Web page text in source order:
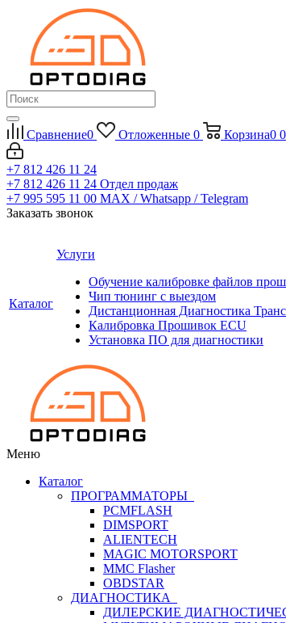
Сравнение0 Отложенные 0 Корзина0 0
+7 812 426 11 24
+7 812 426 11 24 Отдел продаж
+7 995 595 11 00 MAX / Whatsapp / Telegram
Заказать звонок
Каталог
Услуги
Обучение калибровке файлов
Чип тюнинг с выездом
Дистанционная Диагностика
Калибровка Прошивок ECU
Установка ПО для диагностики
Меню
Каталог
ПРОГРАММАТОРЫ
PCMFLASH
DIMSPORT
ALIENTECH
MAGIC MOTORSPORT
MMC Flasher
OBDSTAR
ДИАГНОСТИКА
ДИЛЕРСКИЕ